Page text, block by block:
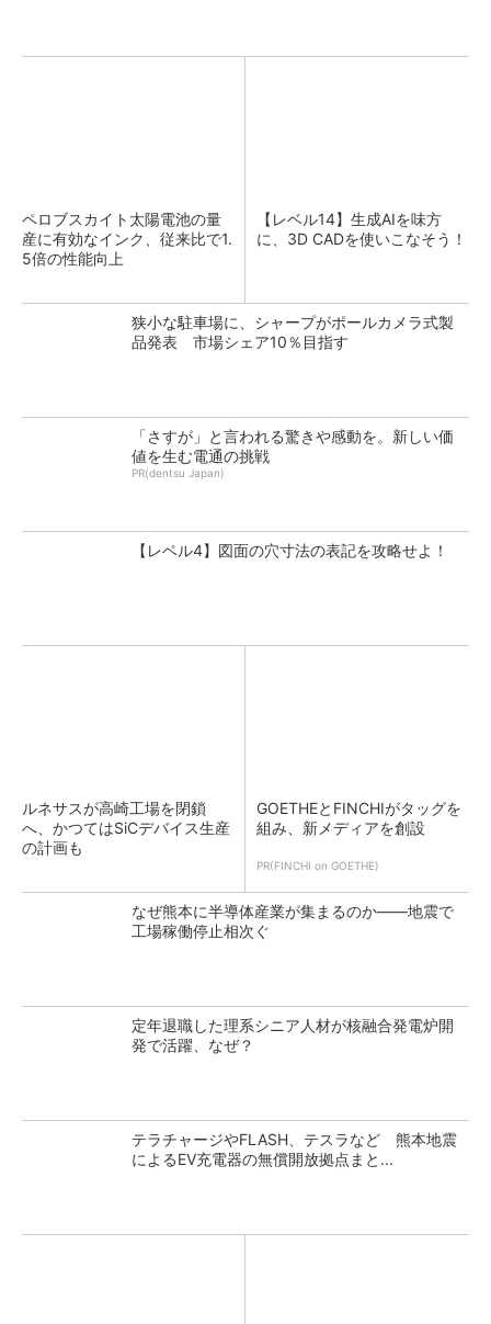
ペロブスカイト太陽電池の量
産に有効なインク、従来比で1.
5倍の性能向上
【レベル14】生成AIを味方
に、3D CADを使いこなそう！
狭小な駐車場に、シャープがポールカメラ式製
品発表 市場シェア10％目指す
「さすが」と言われる驚きや感動を。新しい価
値を生む電通の挑戦
PR(dentsu Japan)
【レベル4】図面の穴寸法の表記を攻略せよ！
ルネサスが高崎工場を閉鎖
へ、かつてはSiCデバイス生産
の計画も
GOETHEとFINCHIがタッグを
組み、新メディアを創設
PR(FINCHI on GOETHE)
なぜ熊本に半導体産業が集まるのか――地震で
工場稼働停止相次ぐ
定年退職した理系シニア人材が核融合発電炉開
発で活躍、なぜ？
テラチャージやFLASH、テスラなど 熊本地震
によるEV充電器の無償開放拠点まと...